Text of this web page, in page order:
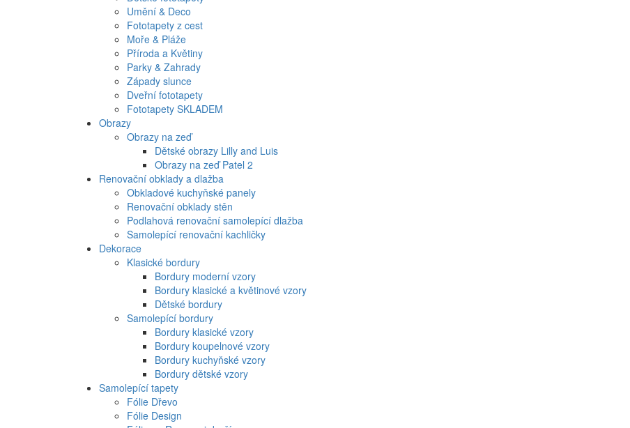
Umění & Deco
Fototapety z cest
Moře & Pláže
Příroda a Květiny
Parky & Zahrady
Západy slunce
Dveřní fototapety
Fototapety SKLADEM
Obrazy
Obrazy na zeď
Dětské obrazy Lilly and Luis
Obrazy na zeď Patel 2
Renovační obklady a dlažba
Obkladové kuchyňské panely
Renovační obklady stěn
Podlahová renovační samolepící dlažba
Samolepící renovační kachličky
Dekorace
Klasické bordury
Bordury moderní vzory
Bordury klasické a květinové vzory
Dětské bordury
Samolepící bordury
Bordury klasické vzory
Bordury koupelnové vzory
Bordury kuchyňské vzory
Bordury dětské vzory
Samolepící tapety
Fólie Dřevo
Fólie Design